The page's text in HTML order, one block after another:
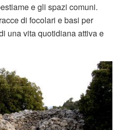
e gli spazi comuni.
di focolari e basi per
una vita quotidiana attiva e